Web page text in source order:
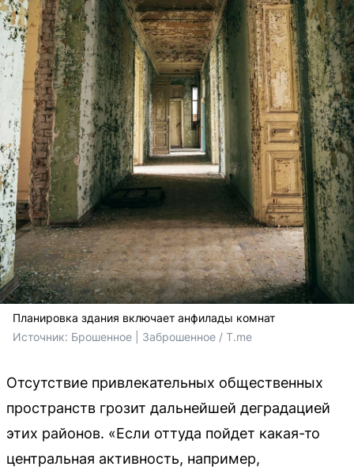
Планировка здания включает анфилады комнат
Источник: Брошенное | Заброшенное / T.me
Отсутствие привлекательных общественных
пространств грозит дальнейшей деградацией
этих районов. «Если оттуда пойдет какая-то
центральная активность, например,